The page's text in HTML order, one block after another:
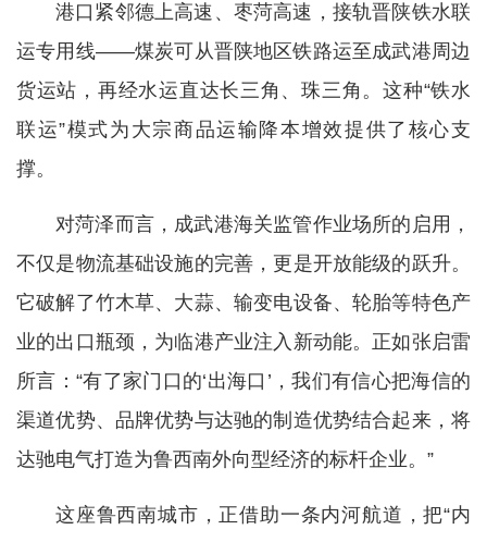
港口紧邻德上高速、枣菏高速，接轨晋陕铁水联
运专用线——煤炭可从晋陕地区铁路运至成武港周边
货运站，再经水运直达长三角、珠三角。这种“铁水
联运”模式为大宗商品运输降本增效提供了核心支
撑。
对菏泽而言，成武港海关监管作业场所的启用，
不仅是物流基础设施的完善，更是开放能级的跃升。
它破解了竹木草、大蒜、输变电设备、轮胎等特色产
业的出口瓶颈，为临港产业注入新动能。正如张启雷
所言：“有了家门口的‘出海口’，我们有信心把海信的
渠道优势、品牌优势与达驰的制造优势结合起来，将
达驰电气打造为鲁西南外向型经济的标杆企业。”
这座鲁西南城市，正借助一条内河航道，把“内